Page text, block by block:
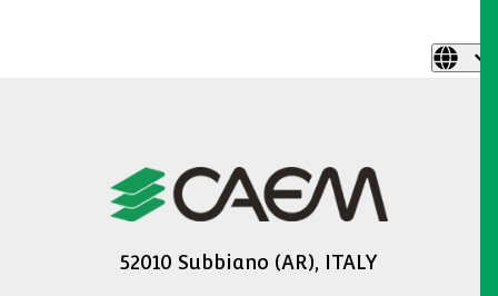
52010 Subbiano (AR), ITALY